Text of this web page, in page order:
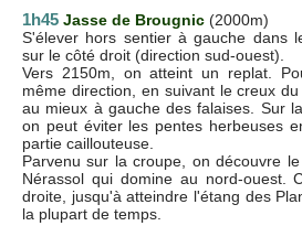
1h45 Jasse de Brougnic (2000m)
S'élever hors sentier à gauche dans
sur le côté droit (direction sud-ouest).
Vers 2150m, on atteint un replat.
même direction, en suivant le creux
au mieux à gauche des falaises. Sur
on peut éviter les pentes herbeuses
partie caillouteuse.
Parvenu sur la croupe, on découvre
Nérassol qui domine au nord-ouest.
droite, jusqu'à atteindre l'étang des
la plupart de temps.